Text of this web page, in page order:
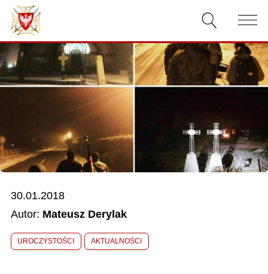
AKTUALNOŚCI
O ZWIĄZKU
WŁADZE
RELACJE FILMOWE
KONKURSY
30.01.2018
Autor: Mateusz Derylak
UROCZYSTOŚCI AKTUALNOŚCI